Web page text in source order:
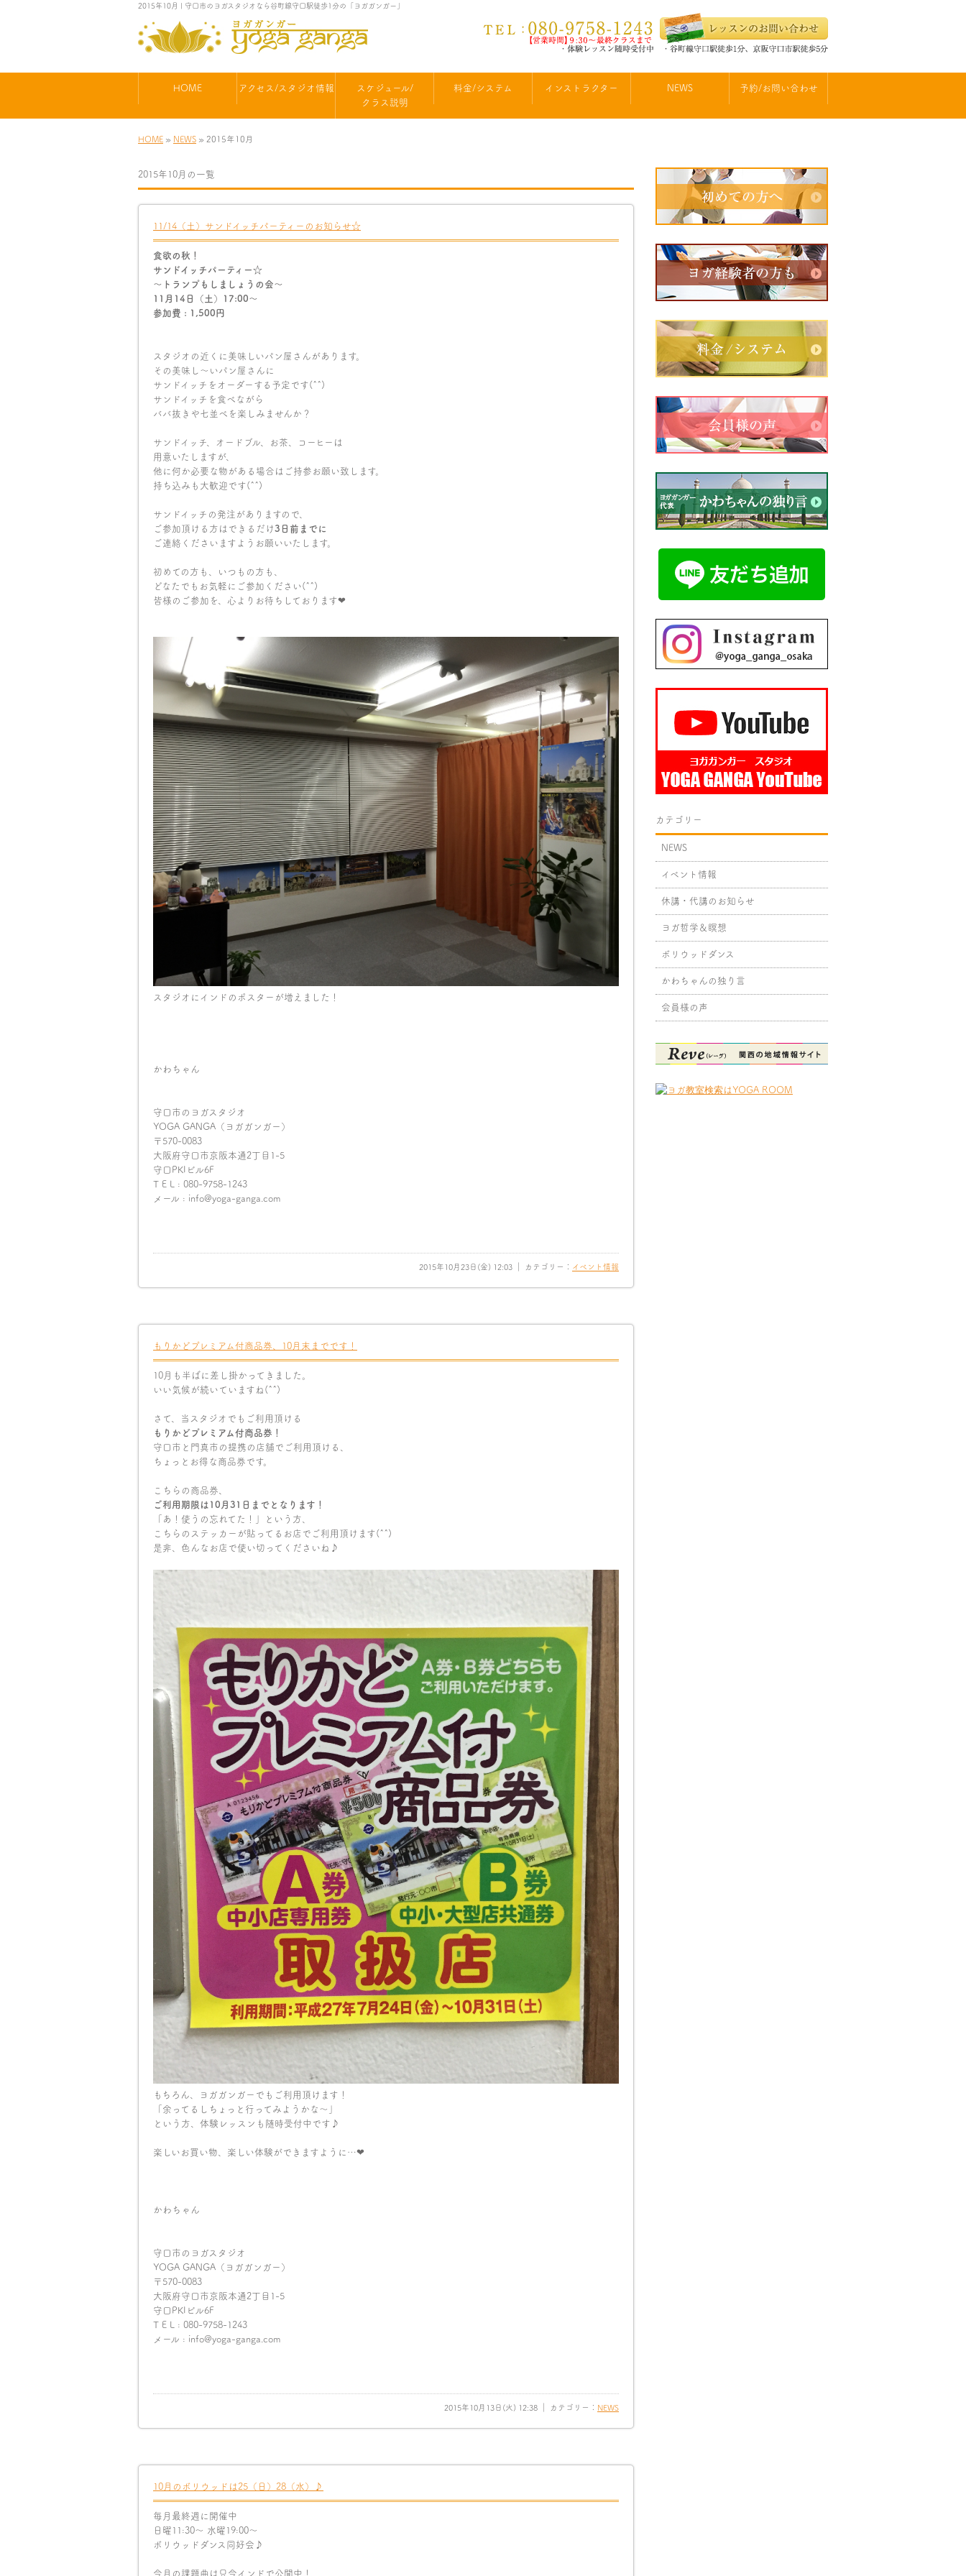
2015年10月 | 守口市のヨガスタジオなら谷町線守口駅徒歩1分の「ヨガガンガー」
HOME アクセス/スタジオ情報
スケジュール/
クラス説明
料金/システム インストラクター NEWS 予約/お問い合わせ
HOME » NEWS » 2015年10月
2015年10月の一覧
11/14（土）サンドイッチパーティーのお知らせ☆
食欲の秋！
サンドイッチパーティー☆
〜トランプもしましょうの会〜
11月14日（土）17:00〜
参加費 : 1,500円
スタジオの近くに美味しいパン屋さんがあります。
その美味し〜いパン屋さんに
サンドイッチをオーダーする予定です(^^)
サンドイッチを食べながら
ババ抜きや七並べを楽しみませんか？
サンドイッチ、オードブル、お茶、コーヒーは
用意いたしますが、
他に何か必要な物がある場合はご持参お願い致します。
持ち込みも大歓迎です(^^)
サンドイッチの発注がありますので、
ご参加頂ける方はできるだけ3日前までに
ご連絡くださいますようお願いいたします。
初めての方も、いつもの方も、
どなたでもお気軽にご参加ください(^^)
皆様のご参加を、心よりお待ちしております❤︎
スタジオにインドのポスターが増えました！
かわちゃん
守口市のヨガスタジオ
YOGA GANGA（ヨガガンガー）
〒570-0083
大阪府守口市京阪本通2丁目1-5
守口PKIビル6F
T E L : 080-9758-1243
メール : info@yoga-ganga.com
2015年10月23日(金) 12:03 ｜ カテゴリー： イベント情報
もりかどプレミアム付商品券、10月末までです！
10月も半ばに差し掛かってきました。
いい気候が続いていますね(^^)
さて、当スタジオでもご利用頂ける
もりかどプレミアム付商品券！
守口市と門真市の提携の店舗でご利用頂ける、
ちょっとお得な商品券です。
こちらの商品券、
ご利用期限は10月31日までとなります！
「あ！使うの忘れてた！」という方、
こちらのステッカーが貼ってるお店でご利用頂けます(^^)
是非、色んなお店で使い切ってくださいね♪
もちろん、ヨガガンガーでもご利用頂けます！
「余ってるしちょっと行ってみようかな〜」
という方、体験レッスンも随時受付中です♪
楽しいお買い物、楽しい体験ができますように…❤︎
かわちゃん
守口市のヨガスタジオ
YOGA GANGA（ヨガガンガー）
〒570-0083
大阪府守口市京阪本通2丁目1-5
守口PKIビル6F
T E L : 080-9758-1243
メール : info@yoga-ganga.com
2015年10月13日(火) 12:38 ｜ カテゴリー： NEWS
10月のボリウッドは25（日）28（水）♪
毎月最終週に開催中
日曜11:30〜 水曜19:00〜
ボリウッドダンス同好会♪
今月の課題曲は只今インドで公開中！
カテゴリー
NEWS
イベント情報
休講・代講のお知らせ
ヨガ哲学＆瞑想
ボリウッドダンス
かわちゃんの独り言
会員様の声